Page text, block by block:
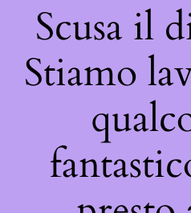
Scusa il
Stiamo